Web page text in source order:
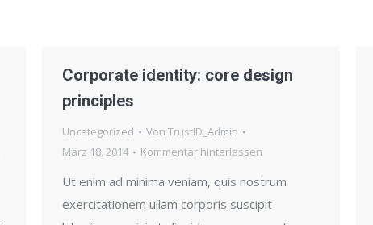
Corporate identity: core design
principles
Uncategorized Von TrustID_Admin
März 18, 2014
Kommentar hinterlassen
Ut enim ad minima veniam, quis nostrum
exercitationem ullam corporis suscipit